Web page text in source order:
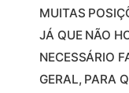
MUITAS
JÁ QUE NÃO
NECESSÁRIO
GERAL, PARA